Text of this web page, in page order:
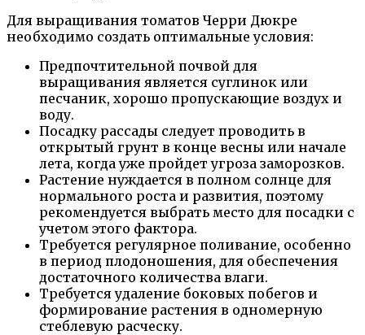
Для выращивания томатов Черри Дюкре
необходимо создать оптимальные условия:
Предпочтительной почвой для
выращивания является суглинок или
песчаник, хорошо пропускающие воздух и
воду.
Посадку рассады следует проводить в
открытый грунт в конце весны или начале
лета, когда уже пройдет угроза заморозков.
Растение нуждается в полном солнце для
нормального роста и развития, поэтому
рекомендуется выбрать место для посадки с
учетом этого фактора.
Требуется регулярное поливание, особенно
в период плодоношения, для обеспечения
достаточного количества влаги.
Требуется удаление боковых побегов и
формирование растения в одномерную
стеблевую расческу.